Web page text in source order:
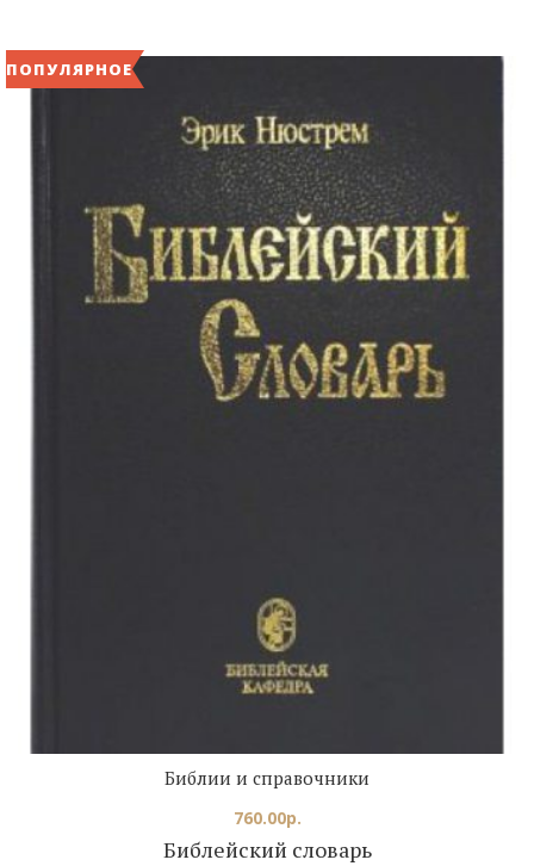
ПОПУЛЯРНОЕ
Библейский словарь
Библии и справочники
760.00р.